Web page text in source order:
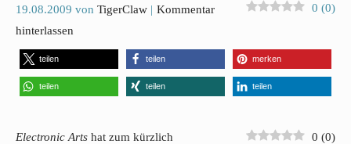
19.08.2009 von TigerClaw 0 (0)
Kommentar
hinterlassen
teilen teilen merken
teilen teilen teilen
0 (0)
Electronic Arts hat zum kürzlich